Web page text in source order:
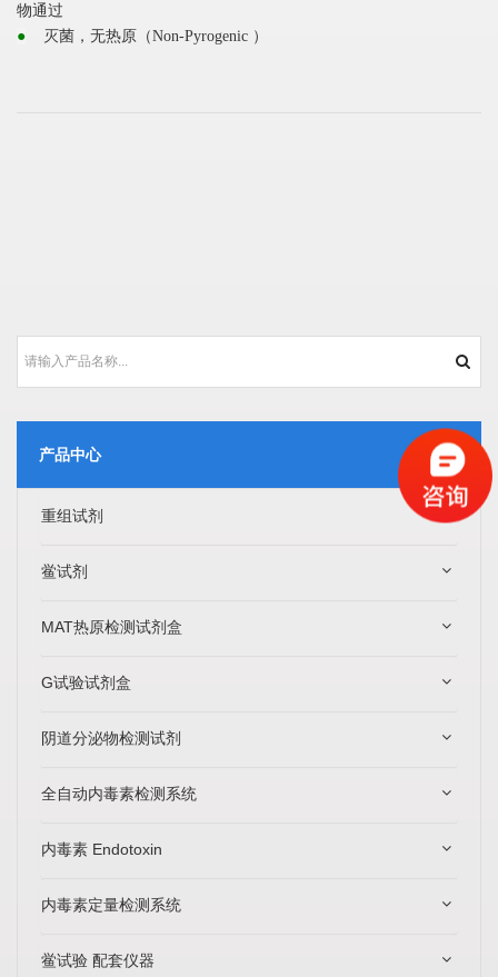
物通过
● 灭菌， 无热原（Non-Pyrogenic ）
产品中心
重组试剂
鲎试剂
MAT热原检测试剂盒
G试验试剂盒
阴道分泌物检测试剂
全自动内毒素检测系统
内毒素 Endotoxin
内毒素定量检测系统
鲎试验 配套仪器